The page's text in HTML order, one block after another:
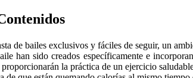
de bailes exclusivos y fáciles de seguir, un
han sido creados específicamente e
la práctica de un ejercicio